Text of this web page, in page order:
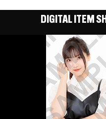
DIGITAL ITEM